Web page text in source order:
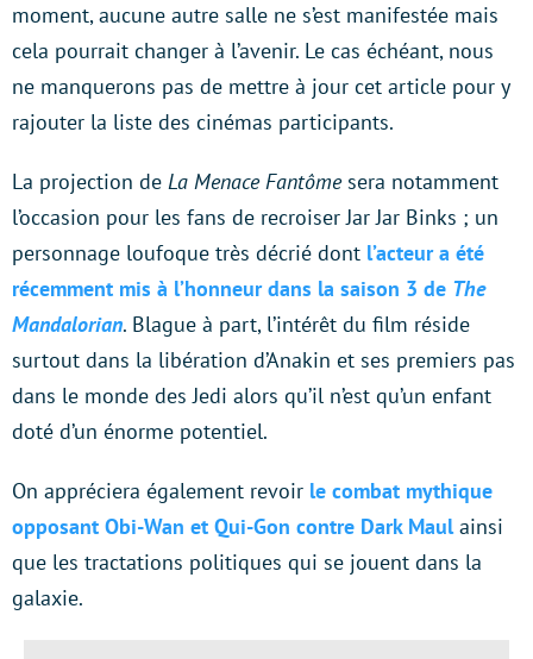
moment, aucune autre salle ne s’est manifestée mais
cela pourrait changer à l’avenir. Le cas échéant, nous
ne manquerons pas de mettre à jour cet article pour y
rajouter la liste des cinémas participants.
La projection de La Menace Fantômesera notamment
l’occasion pour les fans de recroiser Jar Jar Binks ; un
personnage loufoque très décrié dont l’acteur a été
récemment mis à l’honneur dans la saison 3 de The
Mandalorian. Blague à part, l’intérêt du film réside
surtout dans la libération d’Anakin et ses premiers pas
dans le monde des Jedi alors qu’il n’est qu’un enfant
doté d’un énorme potentiel.
On appréciera également revoir le combat mythique
opposant Obi-Wan et Qui-Gon contre Dark Maulainsi
que les tractations politiques qui se jouent dans la
galaxie.